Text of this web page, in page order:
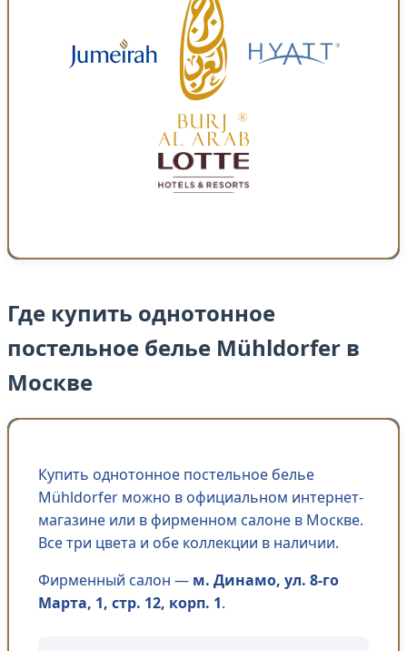
Где купить однотонное
постельное белье Mühldorfer в
Москве
Купить однотонное постельное белье
Mühldorfer можно в официальном интернет-
магазине или в фирменном салоне в Москве.
Все три цвета и обе коллекции в наличии.
Фирменный салон — м. Динамо, ул. 8-го
Марта, 1, стр. 12, корп. 1.